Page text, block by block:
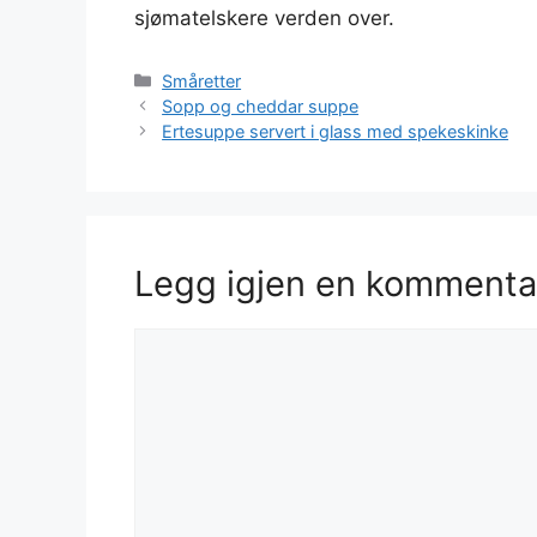
sjømatelskere verden over.
Kategorier
Småretter
Sopp og cheddar suppe
Ertesuppe servert i glass med spekeskinke
Legg igjen en